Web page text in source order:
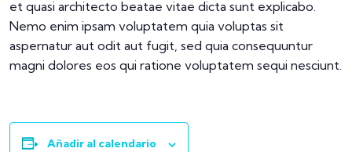
et quasi architecto beatae vitae dicta sunt explicabo.
Nemo enim ipsam voluptatem quia voluptas sit
aspernatur aut odit aut fugit, sed quia consequuntur
magni dolores eos qui ratione voluptatem sequi nesciunt.
Añadir al calendario